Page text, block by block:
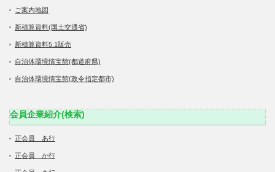
ご案内地図
新積算資料(国土交通省)
新積算資料5.1販売
自治体環境情宝館(都道府県)
自治体環境情宝館(政令指定都市)
会員企業紹介(検索)
正会員 あ行
正会員 か行